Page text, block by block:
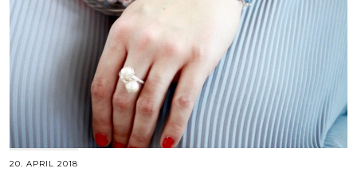
20. APRIL 2018